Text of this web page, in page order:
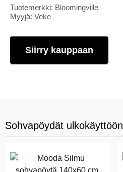
Tuotemerkki: Bloomingville
Myyjä: Veke
Siirry kauppaan
Sohvapöydät ulkokäyttöön